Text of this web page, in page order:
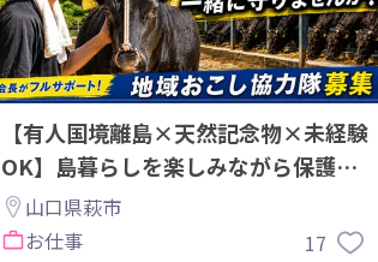
【有人国境離島×天然記念物×未経験
OK】島暮らしを楽しみながら保護活
動に取り組む仲間を募集
山口県萩市
お仕事
17